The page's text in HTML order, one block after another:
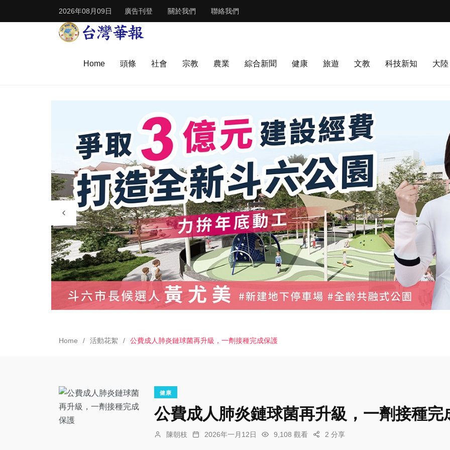
2026年08月09日 廣告刊登 關於我們 聯絡我們
Home 頭條 社會 宗教 農業 綜合新聞 健康 旅遊 文教 科技新知 大陸
Home 活動花絮 公費成人肺炎鏈球菌再升級，一劑接種完成保護
健康
公費成人肺炎鏈球菌再升級，一劑接種完
陳朝枝 2026年一月12日 9,108 觀看 2 分享